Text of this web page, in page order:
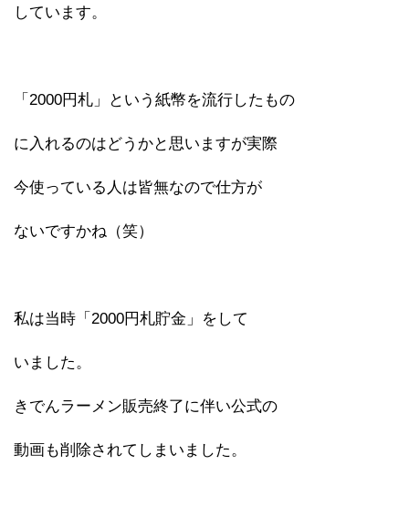
しています。
「2000円札」という紙幣を流行したもの
に入れるのはどうかと思いますが実際
今使っている人は皆無なので仕方が
ないですかね（笑）
私は当時「2000円札貯金」をして
いました。
きでんラーメン販売終了に伴い公式の
動画も削除されてしまいました。